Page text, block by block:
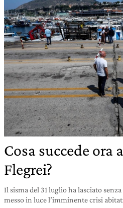
Cosa succede ora
Flegrei?
Il sisma del 31 luglio ha lasciato
messo in luce l’imminente crisi